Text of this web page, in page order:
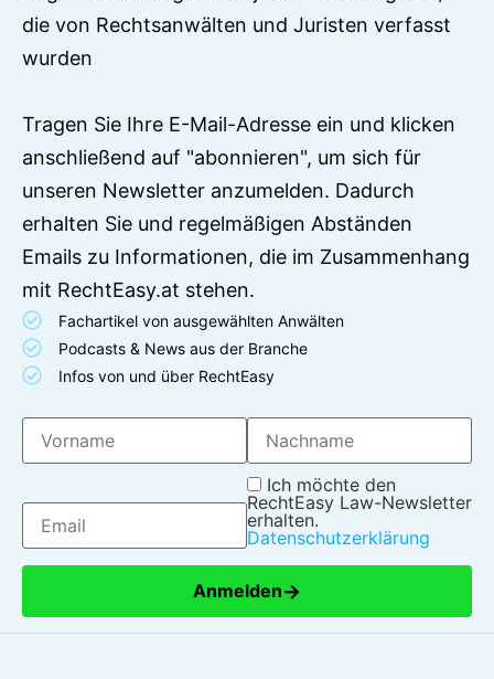
die von Rechtsanwälten und Juristen verfasst
wurden
Tragen Sie Ihre E-Mail-Adresse ein und klicken
anschließend auf "abonnieren", um sich für
unseren Newsletter anzumelden. Dadurch
erhalten Sie und regelmäßigen Abständen
Emails zu Informationen, die im Zusammenhang
mit RechtEasy.at stehen.
Fachartikel von ausgewählten Anwälten
Podcasts & News aus der Branche
Infos von und über RechtEasy
Ich möchte den
RechtEasy Law-Newsletter
erhalten.
Datenschutzerklärung
Anmelden→